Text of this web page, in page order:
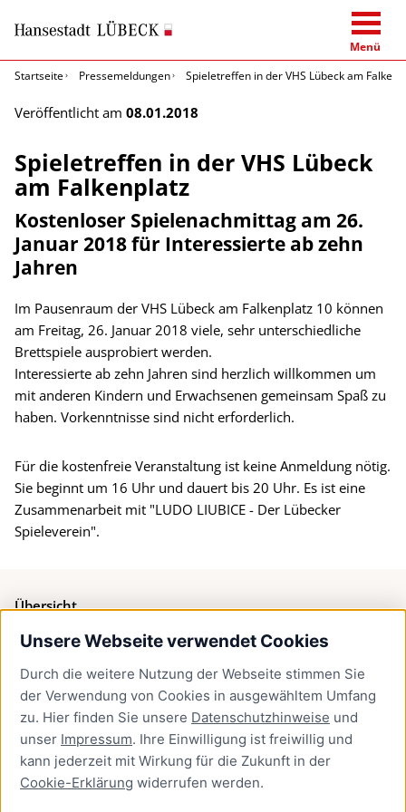
Unsere Webseite verwendet Cookies
Durch die weitere Nutzung der Webseite stimmen Sie
der Verwendung von Cookies in ausgewähltem Umfang
zu. Hier finden Sie unsere Datenschutzhinweise und
unser Impressum. Ihre Einwilligung ist freiwillig und
kann jederzeit mit Wirkung für die Zukunft in der
Cookie-Erklärung widerrufen werden.
Menü
Startseite
Pressemeldungen Spieletreffen in der VHS Lübeck am
Veröffentlicht am 08.01.2018
Spieletreffen in der VHS Lübeck
am Falkenplatz
Kostenloser Spielenachmittag am 26.
Januar 2018 für Interessierte ab zehn
Jahren
Im Pausenraum der VHS Lübeck am Falkenplatz 10 können
am Freitag, 26. Januar 2018 viele, sehr unterschiedliche
Brettspiele ausprobiert werden.
Interessierte ab zehn Jahren sind herzlich willkommen um
mit anderen Kindern und Erwachsenen gemeinsam Spaß zu
haben. Vorkenntnisse sind nicht erforderlich.
Für die kostenfreie Veranstaltung ist keine Anmeldung nötig.
Sie beginnt um 16 Uhr und dauert bis 20 Uhr. Es ist eine
Zusammenarbeit mit "LUDO LIUBICE - Der Lübecker
Spieleverein".
Übersicht
Bürgerservice
Presse
Newsletter Lübeck:kompakt
Kontakt
Kontakt